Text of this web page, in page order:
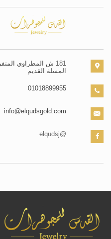
181 ش المطراوي
المسلة القديم
01018899955
info@elqudsgold.com
@elqudsj